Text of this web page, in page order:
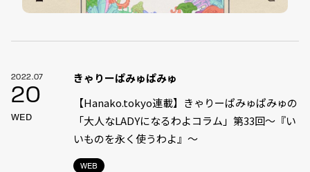
2022.07
20
WED
WEB
きゃりーぱみゅぱみゅ
【Hanako.tokyo連載】きゃりーぱみゅぱみゅの
「大人なLADYになるわよコラム」第33回〜『い
いものを永く使うわよ』〜